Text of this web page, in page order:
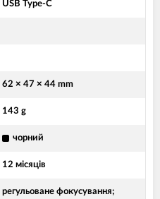
USB Type-C
62 × 47 × 44 mm
143 g
чорний
12 місяців
регульоване фокусування;